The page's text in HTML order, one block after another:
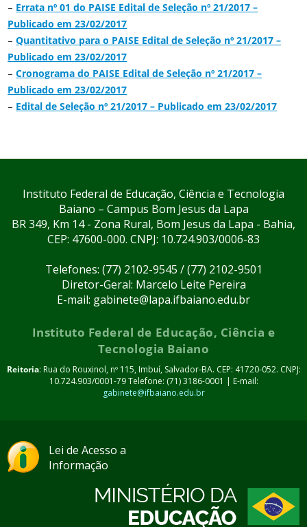
– Errata nº 01 do PAISE Edital de Seleção nº 21/2017 –
Publicado em 23/02/2017
–Quantitativo para o PAISE Edital de Seleção nº 21/2017 –
Publicado em 23/02/2017
–Cronograma do PAISE Edital de Seleção nº 21/2017 –
Publicado em 23/02/2017
– Edital de Seleção nº 21/2017 – Publicado em 23/02/2017
Instituto Federal de Educação, Ciência e Tecnologia
Baiano – Campus Bom Jesus da Lapa
BR 349, Km 14 - Zona Rural, Bom Jesus da Lapa - Bahia,
CEP: 47600-000. CNPJ: 10.724.903/0006-83
Telefones: (77) 2102-9545 / (77) 2102-9501
Diretor-Geral: Marcelo Leite Pereira
E-mail: gabinete@lapa.ifbaiano.edu.br
Instituto Federal de Educação, Ciência e
Tecnologia Baiano
Reitoria: Rua do Rouxinol, nº 115, Imbuí, Salvador-BA. CEP: 41720-052. CNPJ:
10.724.903/0001-79 Telefone: (71) 3186-0001 | E-mail:
gabinete@ifbaiano.edu.br
Lei de Acesso a
Informação